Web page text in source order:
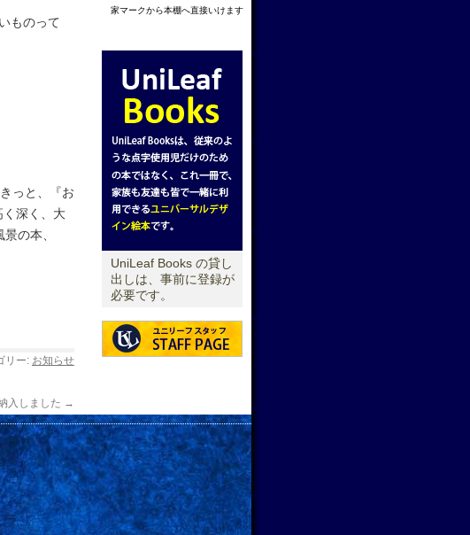
ものって
っと、『お
く深く、大
の本、
リー: お知らせ
入しました →
家マークから本棚へ直接いけます
UniLeaf Books の貸し
出しは、事前に登録が
必要です。